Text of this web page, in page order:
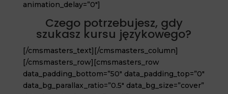
animation_delay=”0″]
Czego potrzebujesz, gdy
szukasz kursu językowego?
[/cmsmasters_text][/cmsmasters_column]
[/cmsmasters_row][cmsmasters_row
data_padding_bottom=”50″ data_padding_top=”0″
data_bg_parallax_ratio=”0.5″ data_bg_size=”cover”